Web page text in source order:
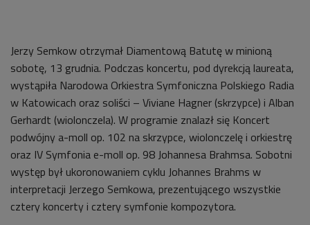
Jerzy Semkow otrzymał Diamentową Batutę w minioną
sobotę, 13 grudnia. Podczas koncertu, pod dyrekcją laureata,
wystąpiła Narodowa Orkiestra Symfoniczna Polskiego Radia
w Katowicach oraz soliści – Viviane Hagner (skrzypce) i Alban
Gerhardt (wiolonczela). W programie znalazł się Koncert
podwójny a-moll op. 102 na skrzypce, wiolonczelę i orkiestrę
oraz IV Symfonia e-moll op. 98 Johannesa Brahmsa. Sobotni
występ był ukoronowaniem cyklu Johannes Brahms w
interpretacji Jerzego Semkowa, prezentującego wszystkie
cztery koncerty i cztery symfonie kompozytora.